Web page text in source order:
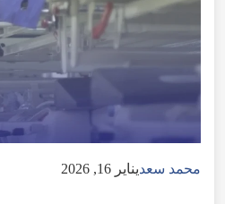
محمد سعديناير 16, 2026